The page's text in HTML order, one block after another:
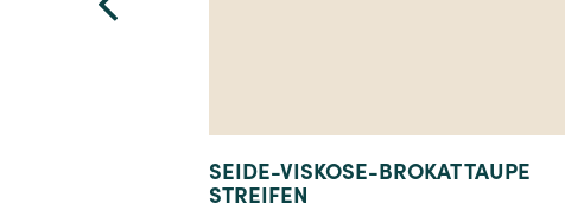
SEIDE-VISKOSE-BROKAT TAUPE
STREIFEN